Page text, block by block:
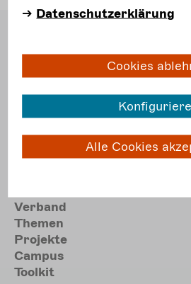
10965 Berlin
T030. 51 56 52 5 40
030. 51 56 52 5 56
post@darstellende-
Verband
Themen
Projekte
Campus
Toolkit
Datenschutzerklärung
Cookies
Alle Cookies